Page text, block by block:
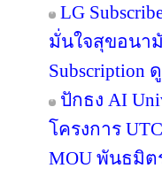
LG
มั่นใจสุขอนา
Subscription
ปักธง AI
โครงการ
MOU พันธมิต